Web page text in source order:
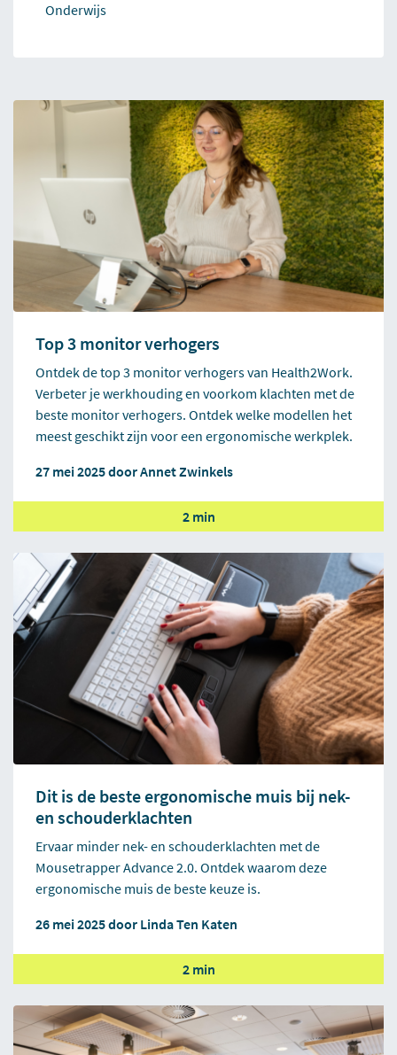
Onderwijs
Top 3 monitor verhogers
Ontdek de top 3 monitor verhogers van Health2Work.
Verbeter je werkhouding en voorkom klachten met de
beste monitor verhogers. Ontdek welke modellen het
meest geschikt zijn voor een ergonomische werkplek.
27 mei 2025 doorAnnet Zwinkels
2 min
Dit is de beste ergonomische muis bij nek-
en schouderklachten
Ervaar minder nek- en schouderklachten met de
Mousetrapper Advance 2.0. Ontdek waarom deze
ergonomische muis de beste keuze is.
26 mei 2025 door Linda Ten Katen
2 min